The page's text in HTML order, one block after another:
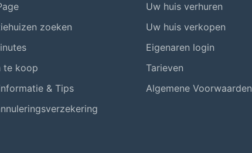
zoeken
te koop
& Tips
Uw huis verhuren
Uw huis verkopen
Eigenaren login
Tarieven
Algemene Voorwaarden